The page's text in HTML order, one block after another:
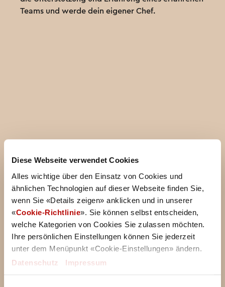
Diese Webseite verwendet Cookies
Alles wichtige über den Einsatz von Cookies und
ähnlichen Technologien auf dieser Webseite finden Sie,
wenn Sie «Details zeigen» anklicken und in unserer
«Cookie-Richtlinie». Sie können selbst entscheiden,
welche Kategorien von Cookies Sie zulassen möchten.
Ihre persönlichen Einstellungen können Sie jederzeit
unter dem Menüpunkt «Cookie-Einstellungen» ändern.
Datenschutz
Impressum
Teams und werde dein eigener Chef.